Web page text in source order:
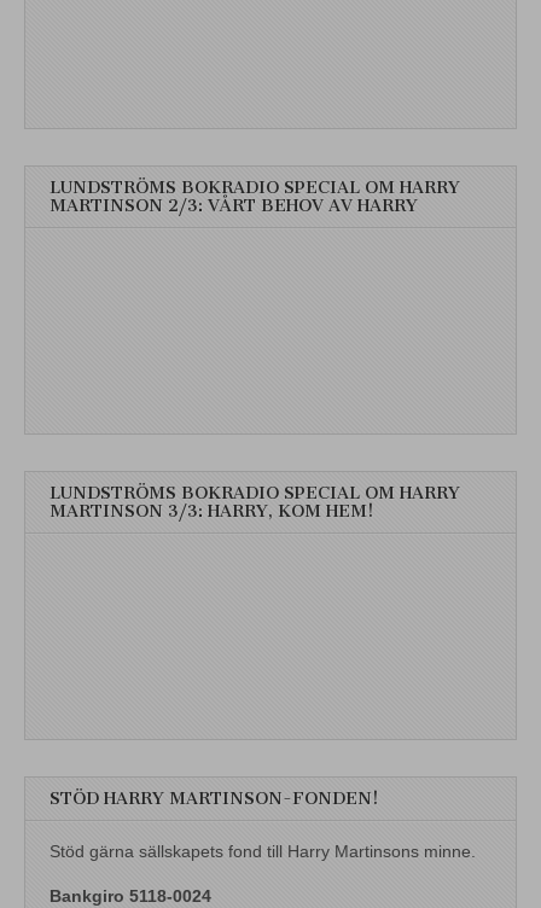
LUNDSTRÖMS BOKRADIO SPECIAL OM HARRY
MARTINSON 2/3: VÅRT BEHOV AV HARRY
LUNDSTRÖMS BOKRADIO SPECIAL OM HARRY
MARTINSON 3/3: HARRY, KOM HEM!
STÖD HARRY MARTINSON-FONDEN!
Stöd gärna sällskapets fond till Harry Martinsons minne.
Bankgiro 5118-0024